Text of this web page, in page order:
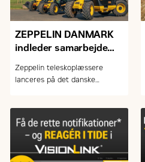
ZEPPELIN DANMARK
indleder samarbejde
teleskoplæssere
Zeppelin teleskoplæssere
lanceres på det danske